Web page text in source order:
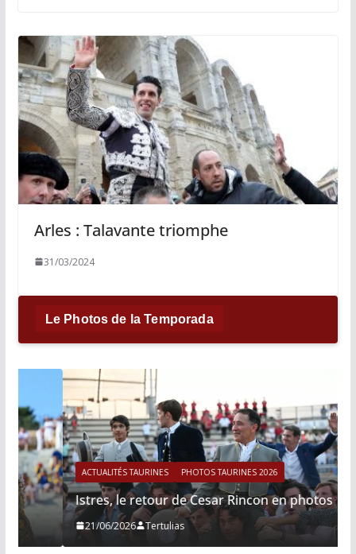
Arles : Talavante triomphe
31/03/2024
Le Photos de la Temporada
ACTUALITÉS TAURINES PHOTOS TAURINES 2026
Istres, le retour de Cesar Rincon en photos
21/06/2026 Tertulias